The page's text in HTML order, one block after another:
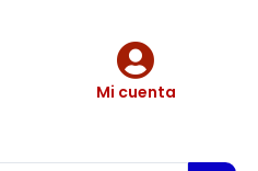
Mi cuenta